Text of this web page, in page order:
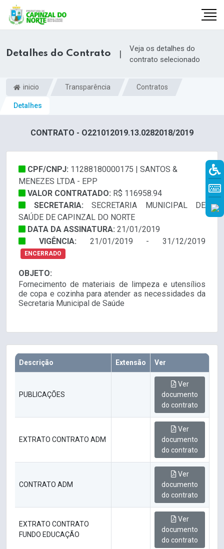
Detalhes do Contrato |
Veja os detalhes do
contrato selecionado
inicio Transparência Contratos
Detalhes
CONTRATO - O221012019.13.0282018/2019
CPF/CNPJ: 11288180000175 | SANTOS &
MENEZES LTDA - EPP
VALOR CONTRATADO: R$ 116958.94
SECRETARIA: SECRETARIA MUNICIPAL DE
SAÚDE DE CAPINZAL DO NORTE
DATA DA ASSINATURA: 21/01/2019
VIGÊNCIA: 21/01/2019 - 31/12/2019
ENCERRADO
OBJETO:
Fornecimento de materiais de limpeza e utensílios
de copa e cozinha para atender as necessidades da
Secretaria Municipal de Saúde
Descrição Extensão Ver
PUBLICAÇÕES
Ver
documento
do contrato
EXTRATO CONTRATO ADM
Ver
documento
do contrato
CONTRATO ADM
Ver
documento
do contrato
EXTRATO CONTRATO
FUNDO EDUCAÇÃO
Ver
documento
do contrato